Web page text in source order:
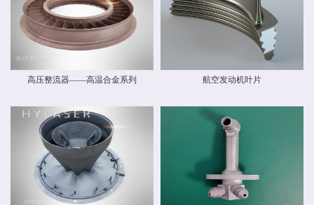
证，具备完整的质量管理体系。公司战略华阳的价值理念是 创造价值，创新报
国 ；核心竞争力是持续创新、快速响应。我们根据客户需求开发新产品和系统
方案，提供可靠的质量和最好的服务，并降低客户成本。
高压整流器——高温合金系列 航空发动机叶片